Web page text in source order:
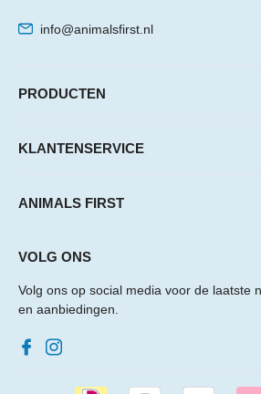
info@animalsfirst.nl
PRODUCTEN
KLANTENSERVICE
ANIMALS FIRST
VOLG ONS
Volg ons op social media voor de laatste
en aanbiedingen.